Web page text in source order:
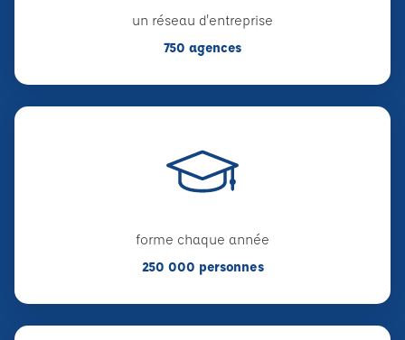
un réseau d'entreprise
750 agences
forme chaque année
250 000 personnes